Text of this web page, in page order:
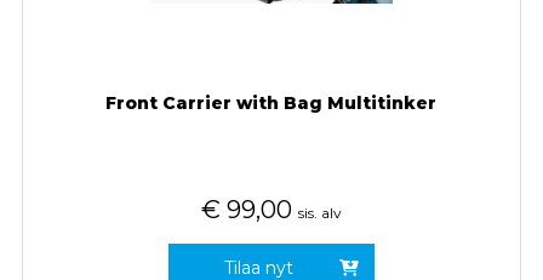
Front Carrier with Bag Multitinker
€ 99,00 sis. alv
Tilaa nyt